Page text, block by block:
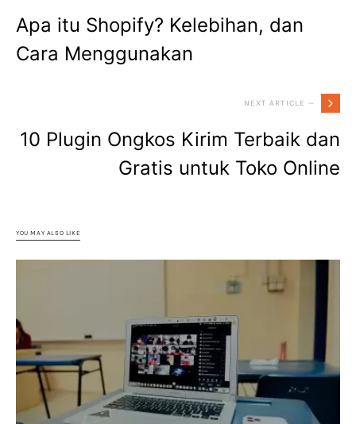
Apa itu Shopify? Kelebihan, dan
Cara Menggunakan
NEXT ARTICLE —
10 Plugin Ongkos Kirim Terbaik dan
Gratis untuk Toko Online
YOU MAY ALSO LIKE